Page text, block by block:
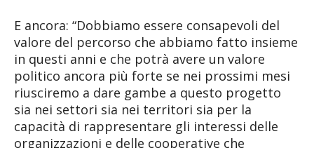
E ancora: “Dobbiamo essere consapevoli del
valore del percorso che abbiamo fatto insieme
in questi anni e che potrà avere un valore
politico ancora più forte se nei prossimi mesi
riusciremo a dare gambe a questo progetto
sia nei settori sia nei territori sia per la
capacità di rappresentare gli interessi delle
organizzazioni e delle cooperative che